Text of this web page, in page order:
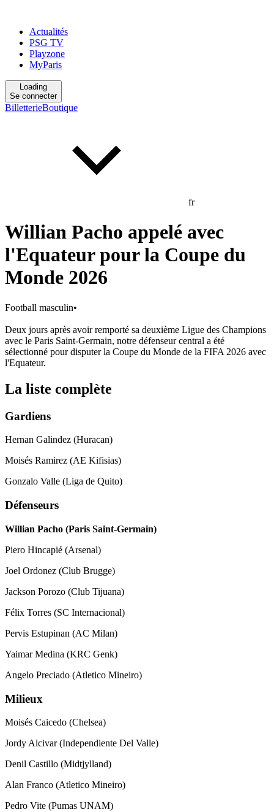
Actualités
PSG TV
Playzone
MyParis
Loading
Se connecter
BilletterieBoutique
fr
Willian Pacho appelé avec
l'Equateur pour la Coupe du
Monde 2026
Football masculin•
Deux jours après avoir remporté sa deuxième Ligue des Champions
avec le Paris Saint-Germain, notre défenseur central a été
sélectionné pour disputer la Coupe du Monde de la FIFA 2026 avec
l'Equateur.
La liste complète
Gardiens
Hernan Galindez (Huracan)
Moisés Ramirez (AE Kifisias)
Gonzalo Valle (Liga de Quito)
Défenseurs
Willian Pacho (Paris Saint-Germain)
Piero Hincapié (Arsenal)
Joel Ordonez (Club Brugge)
Jackson Porozo (Club Tijuana)
Félix Torres (SC Internacional)
Pervis Estupinan (AC Milan)
Yaimar Medina (KRC Genk)
Angelo Preciado (Atletico Mineiro)
Milieux
Moisés Caicedo (Chelsea)
Jordy Alcivar (Independiente Del Valle)
Denil Castillo (Midtjylland)
Alan Franco (Atletico Mineiro)
Pedro Vite (Pumas UNAM)